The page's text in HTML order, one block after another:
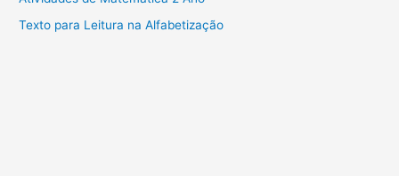
Texto para Leitura na Alfabetização